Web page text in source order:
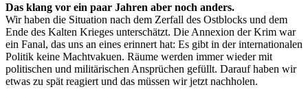
Das klang vor ein paar Jahren aber noch anders.
Wir haben die Situation nach dem Zerfall des Ostblocks und dem
Ende des Kalten Krieges unterschätzt. Die Annexion der Krim war
ein Fanal, das uns an eines erinnert hat: Es gibt in der internationalen
Politik keine Machtvakuen. Räume werden immer wieder mit
politischen und militärischen Ansprüchen gefüllt. Darauf haben wir
etwas zu spät reagiert und das müssen wir jetzt nachholen.